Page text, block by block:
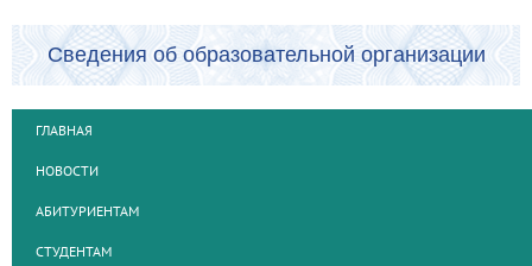
Сведения об образовательной организации
ГЛАВНАЯ
НОВОСТИ
АБИТУРИЕНТАМ
СТУДЕНТАМ